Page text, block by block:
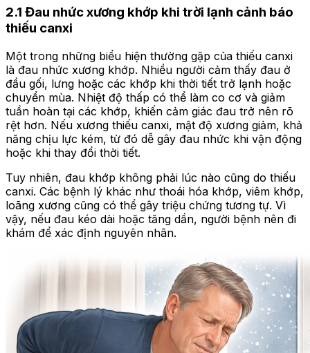
2.1 Đau nhức xương khớp khi trời lạnh cảnh báo
thiếu canxi
Một trong những biểu hiện thường gặp của thiếu canxi
là đau nhức xương khớp. Nhiều người cảm thấy đau ở
đầu gối, lưng hoặc các khớp khi thời tiết trở lạnh hoặc
chuyển mùa. Nhiệt độ thấp có thể làm co cơ và giảm
tuần hoàn tại các khớp, khiến cảm giác đau trở nên rõ
rệt hơn. Nếu xương thiếu canxi, mật độ xương giảm, khả
năng chịu lực kém, từ đó dễ gây đau nhức khi vận động
hoặc khi thay đổi thời tiết.
Tuy nhiên, đau khớp không phải lúc nào cũng do thiếu
canxi. Các bệnh lý khác như thoái hóa khớp, viêm khớp,
loãng xương cũng có thể gây triệu chứng tương tự. Vì
vậy, nếu đau kéo dài hoặc tăng dần, người bệnh nên đi
khám để xác định nguyên nhân.